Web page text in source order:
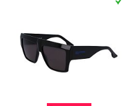
Технология оптики
Материал оправы